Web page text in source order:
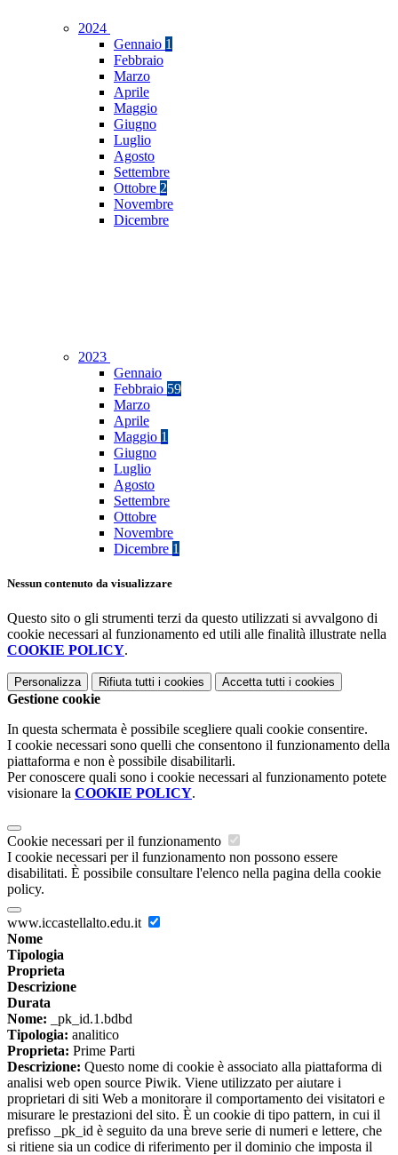
2024
Gennaio 1
Febbraio
Marzo
Aprile
Maggio
Giugno
Luglio
Agosto
Settembre
Ottobre 2
Novembre
Dicembre
2023
Gennaio
Febbraio 59
Marzo
Aprile
Maggio 1
Giugno
Luglio
Agosto
Settembre
Ottobre
Novembre
Dicembre 1
Nessun contenuto da visualizzare
Questo sito o gli strumenti terzi da questo utilizzati si avvalgono di
cookie necessari al funzionamento ed utili alle finalità illustrate nella
COOKIE POLICY.
Personalizza Rifiuta tutti i cookies Accetta tutti i cookies
Gestione cookie
In questa schermata è possibile scegliere quali cookie consentire.
I cookie necessari sono quelli che consentono il funzionamento della
piattaforma e non è possibile disabilitarli.
Per conoscere quali sono i cookie necessari al funzionamento potete
visionare la COOKIE POLICY.
Cookie necessari per il funzionamento
I cookie necessari per il funzionamento non possono essere
disabilitati. È possibile consultare l'elenco nella pagina della cookie
policy.
www.iccastellalto.edu.it
Nome
Tipologia
Proprieta
Descrizione
Durata
Nome: _pk_id.1.bdbd
Tipologia: analitico
Proprieta: Prime Parti
Descrizione: Questo nome di cookie è associato alla piattaforma di
analisi web open source Piwik. Viene utilizzato per aiutare i
proprietari di siti Web a monitorare il comportamento dei visitatori e
misurare le prestazioni del sito. È un cookie di tipo pattern, in cui il
prefisso _pk_id è seguito da una breve serie di numeri e lettere, che
si ritiene sia un codice di riferimento per il dominio che imposta il